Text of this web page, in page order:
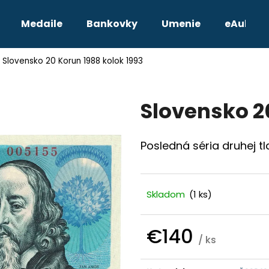
Medaile Bankovky Umenie eAukcie
Slovensko 20 Korun 1988 kolok 1993
Slovensko
Posledná séria druhej
Skladom (1 ks)
€140 / ks
Čo potrebujete nájsť?
HĽADAŤ
Odporúčame
PTOLEMAIOS VI. JOZEF II. 3